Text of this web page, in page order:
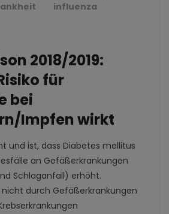
influenza
2018/2019:
für
bei
Impfen wirkt
und ist, dass Diabetes mellitus
an Gefäßerkrankungen
Schlaganfall) erhöht.
durch Gefäßerkrankungen